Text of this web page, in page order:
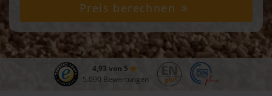
Preis berechnen
4,93 von 5
5.090 Bewertungen